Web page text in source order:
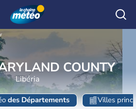
COUNTY
Libéria
des Départements Villes